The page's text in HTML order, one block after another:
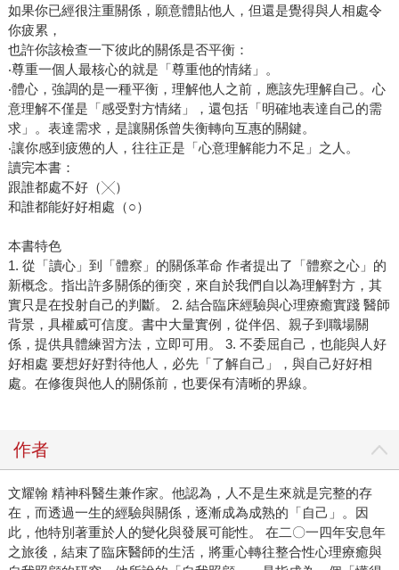
如果你已經很注重關係，願意體貼他人，但還是覺得與人相處令
你疲累，
也許你該檢查一下彼此的關係是否平衡：
‧尊重一個人最核心的就是「尊重他的情緒」。
‧體心，強調的是一種平衡，理解他人之前，應該先理解自己。心
意理解不僅是「感受對方情緒」，還包括「明確地表達自己的需
求」。表達需求，是讓關係曾失衡轉向互惠的關鍵。
‧讓你感到疲憊的人，往往正是「心意理解能力不足」之人。
讀完本書：
跟誰都處不好（╳）
和誰都能好好相處（○）
本書特色
1. 從「讀心」到「體察」的關係革命 作者提出了「體察之心」的
新概念。指出許多關係的衝突，來自於我們自以為理解對方，其
實只是在投射自己的判斷。 2. 結合臨床經驗與心理療癒實踐 醫師
背景，具權威可信度。書中大量實例，從伴侶、親子到職場關
係，提供具體練習方法，立即可用。 3. 不委屈自己，也能與人好
好相處 要想好好對待他人，必先「了解自己」，與自己好好相
處。在修復與他人的關係前，也要保有清晰的界線。
作者
文耀翰 精神科醫生兼作家。他認為，人不是生來就是完整的存
在，而透過一生的經驗與關係，逐漸成為成熟的「自己」。因
此，他特別著重於人的變化與發展可能性。 在二〇一四年安息年
之旅後，結束了臨床醫師的生活，將重心轉往整合性心理療癒與